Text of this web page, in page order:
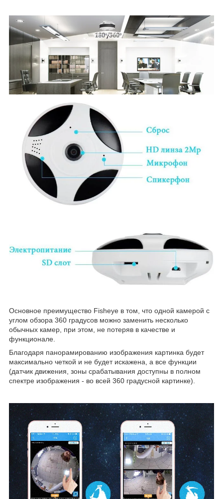
Основное преимущество Fisheye в том, что одной камерой с
углом обзора 360 градусов можно заменить несколько
обычных камер, при этом, не потеряв в качестве и
функционале.
Благодаря панорамированию изображения картинка будет
максимально четкой и не будет искажена, а все функции
(датчик движения, зоны срабатывания доступны в полном
спектре изображения - во всей 360 градусной картинке).